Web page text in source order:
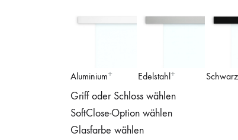
Aluminium Edelstahl Schwarz
Griff oder Schloss wählen
SoftClose-Option wählen
Glasfarbe wählen